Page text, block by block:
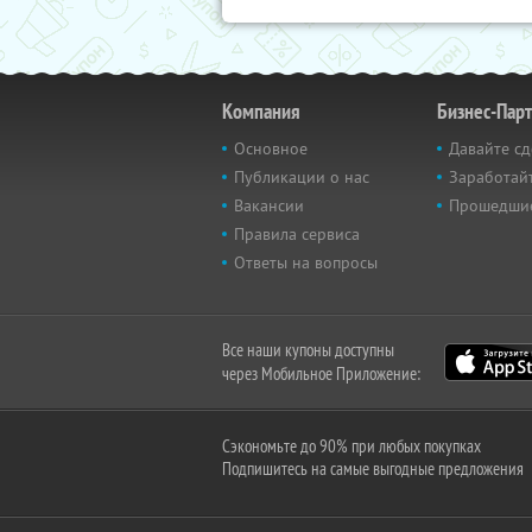
Компания
Основное
Публикации о нас
Вакансии
Правила сервиса
Ответы на вопросы
Бизнес-
Давайте
Все наши купоны доступны
через Мобильное Приложение:
Сэкономьте до 90% при любых покупках
Подпишитесь на самые выгодные предложения